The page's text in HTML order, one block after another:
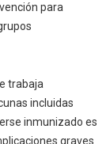
para
trabaja
incluidas
inmunizado es
graves